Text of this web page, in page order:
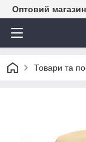
Оптовий
Товари та